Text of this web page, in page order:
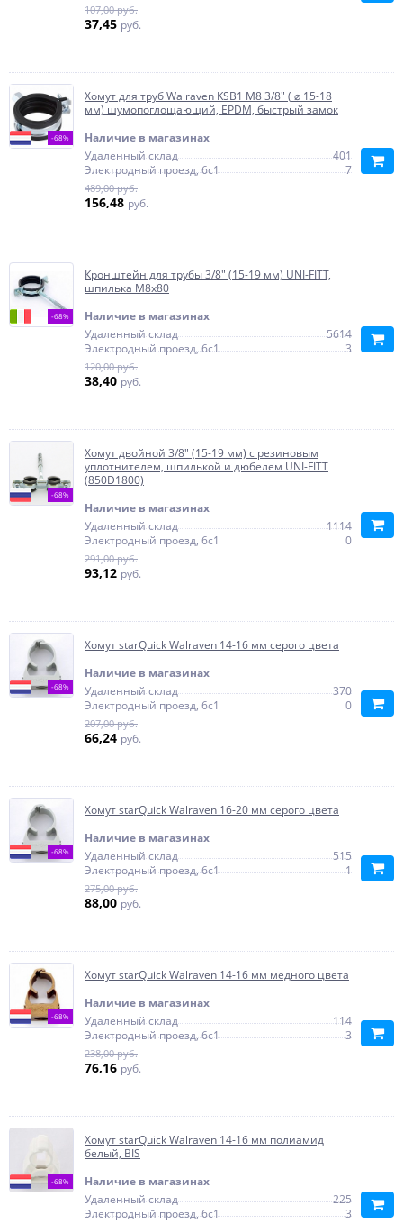
107,00 руб.
37,45 руб.
-68%
Хомут для труб Walraven KSB1 М8 3/8" ( ⌀ 15-18
мм) шумопоглощающий, EPDM, быстрый замок
Наличие в магазинах
Удаленный склад
401
Электродный проезд, 6с1
7
489,00 руб.
156,48 руб.
-68%
Кронштейн для трубы 3/8" (15-19 мм) UNI-FITT,
шпилька М8х80
Наличие в магазинах
Удаленный склад
5614
Электродный проезд, 6с1
3
120,00 руб.
38,40 руб.
-68%
Хомут двойной 3/8" (15-19 мм) с резиновым
уплотнителем, шпилькой и дюбелем UNI-FITT
(850D1800)
Наличие в магазинах
Удаленный склад
1114
Электродный проезд, 6с1
0
291,00 руб.
93,12 руб.
-68%
Хомут starQuick Walraven 14-16 мм серого цвета
Наличие в магазинах
Удаленный склад
370
Электродный проезд, 6с1
0
207,00 руб.
66,24 руб.
-68%
Хомут starQuick Walraven 16-20 мм серого цвета
Наличие в магазинах
Удаленный склад
515
Электродный проезд, 6с1
1
275,00 руб.
88,00 руб.
-68%
Хомут starQuick Walraven 14-16 мм медного цвета
Наличие в магазинах
Удаленный склад
114
Электродный проезд, 6с1
3
238,00 руб.
76,16 руб.
-68%
Хомут starQuick Walraven 14-16 мм полиамид
белый, BIS
Наличие в магазинах
Удаленный склад
225
Электродный проезд, 6с1
3